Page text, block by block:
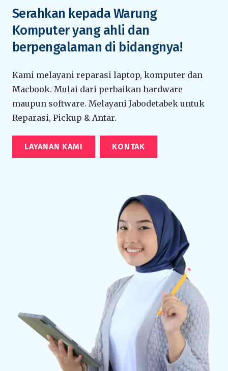
Serahkan kepada Warung
Komputer yang ahli dan
berpengalaman di bidangnya!
Kami melayani reparasi laptop, komputer dan
Macbook. Mulai dari perbaikan hardware
maupun software. Melayani Jabodetabek untuk
Reparasi, Pickup & Antar.
LAYANAN KAMI KONTAK